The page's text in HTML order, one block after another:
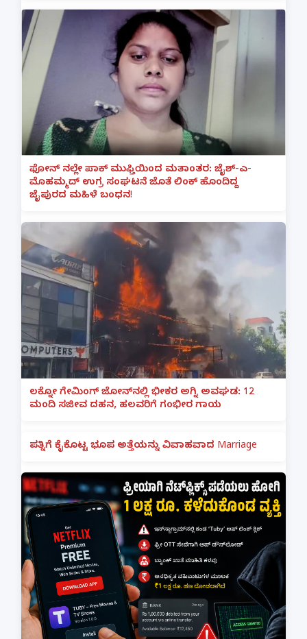
ಫೋನ್ ನಲ್ಲೇ ಪಾಕ್ ಮುಫ್ತಿಯಿಂದ ಮತಾಂತರ: ಜೈಶ್-ಎ-
ಮೊಹಮ್ಮದ್ ಉಗ್ರ ಸಂಘಟನೆ ಜೊತೆ ಲಿಂಕ್ ಹೊಂದಿದ್ದ
ಜೈಪುರದ ಮಹಿಳೆ ಬಂಧನ!
ಲಕ್ನೋ ಗೇಮಿಂಗ್ ಜೋನ್‌ನಲ್ಲಿ ಭೀಕರ ಅಗ್ನಿ ಅವಘಡ: 12
ಮಂದಿ ಸಜೀವ ದಹನ, ಹಲವರಿಗೆ ಗಂಭೀರ ಗಾಯ
ಪತ್ನಿಗೆ ಕೈಕೊಟ್ಟ ಭೂಪ ಅತ್ತೆಯನ್ನು ವಿವಾಹವಾದ Marriage